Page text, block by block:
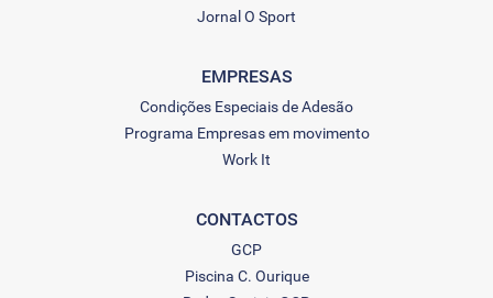
Jornal O Sport
EMPRESAS
Condições Especiais de Adesão
Programa Empresas em movimento
Work It
CONTACTOS
GCP
Piscina C. Ourique